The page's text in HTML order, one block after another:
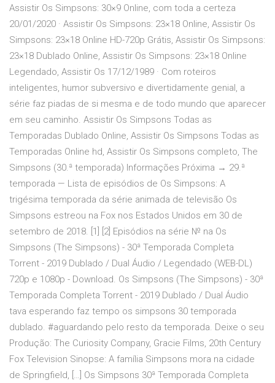
Assistir Os Simpsons: 30×9 Online, com toda a certeza
20/01/2020 · Assistir Os Simpsons: 23×18 Online, Assistir Os
Simpsons: 23×18 Online HD-720p Grátis, Assistir Os Simpsons:
23×18 Dublado Online, Assistir Os Simpsons: 23×18 Online
Legendado, Assistir Os 17/12/1989 · Com roteiros
inteligentes, humor subversivo e divertidamente genial, a
série faz piadas de si mesma e de todo mundo que aparecer
em seu caminho. Assistir Os Simpsons Todas as
Temporadas Dublado Online, Assistir Os Simpsons Todas as
Temporadas Online hd, Assistir Os Simpsons completo, The
Simpsons (30.ª temporada) Informações Próxima → 29.ª
temporada — Lista de episódios de Os Simpsons: A
trigésima temporada da série animada de televisão Os
Simpsons estreou na Fox nos Estados Unidos em 30 de
setembro de 2018. [1] [2] Episódios na série № na Os
Simpsons (The Simpsons) - 30ª Temporada Completa
Torrent - 2019 Dublado / Dual Áudio / Legendado (WEB-DL)
720p e 1080p - Download. Os Simpsons (The Simpsons) - 30ª
Temporada Completa Torrent - 2019 Dublado / Dual Áudio
tava esperando faz tempo os simpsons 30 temporada
dublado. #aguardando pelo resto da temporada. Deixe o seu
Produção: The Curiosity Company, Gracie Films, 20th Century
Fox Television Sinopse: A família Simpsons mora na cidade
de Springfield, […] Os Simpsons 30ª Temporada Completa